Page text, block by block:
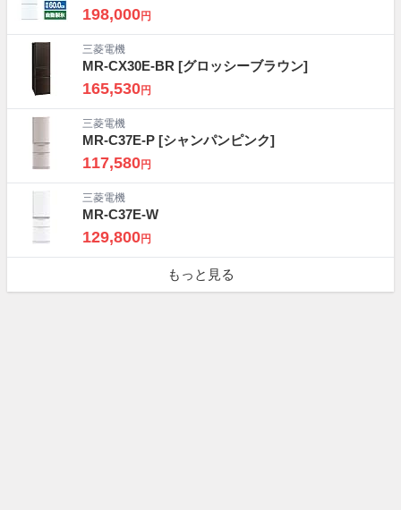
198,000円
三菱電機
MR-CX30E-BR [グロッシーブラウン]
165,530円
三菱電機
MR-C37E-P [シャンパンピンク]
117,580円
三菱電機
MR-C37E-W
129,800円
もっと見る